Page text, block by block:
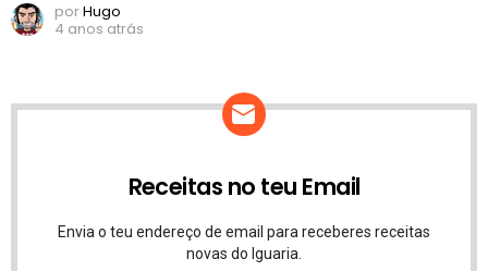
porHugo
4 anos atrás
Receitas no teu Email
Envia o teu endereço de email para receberes receitas
novas do Iguaria.